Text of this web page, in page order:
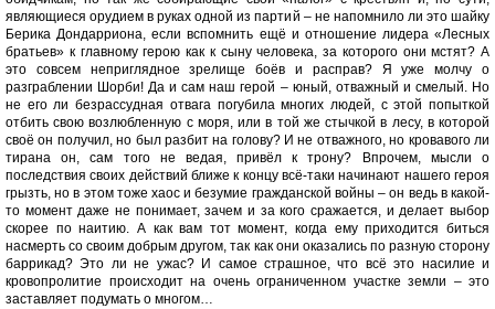
являющиеся орудием в руках одной из партий – не напомнило ли это шайку
Берика Дондарриона, если вспомнить ещё и отношение лидера «Лесных
братьев» к главному герою как к сыну человека, за которого они мстят? А
это совсем неприглядное зрелище боёв и расправ? Я уже молчу о
разграблении Шорби! Да и сам наш герой – юный, отважный и смелый. Но
не его ли безрассудная отвага погубила многих людей, с этой попыткой
отбить свою возлюбленную с моря, или в той же стычкой в лесу, в которой
своё он получил, но был разбит на голову? И не отважного, но кровавого ли
тирана он, сам того не ведая, привёл к трону? Впрочем, мысли о
последствия своих действий ближе к концу всё-таки начинают нашего героя
грызть, но в этом тоже хаос и безумие гражданской войны – он ведь в какой-
то момент даже не понимает, зачем и за кого сражается, и делает выбор
скорее по наитию. А как вам тот момент, когда ему приходится биться
насмерть со своим добрым другом, так как они оказались по разную сторону
баррикад? Это ли не ужас? И самое страшное, что всё это насилие и
кровопролитие происходит на очень ограниченном участке земли – это
заставляет подумать о многом…